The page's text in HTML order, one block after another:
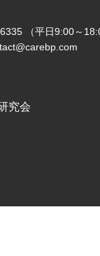
（平日9:00～
究会